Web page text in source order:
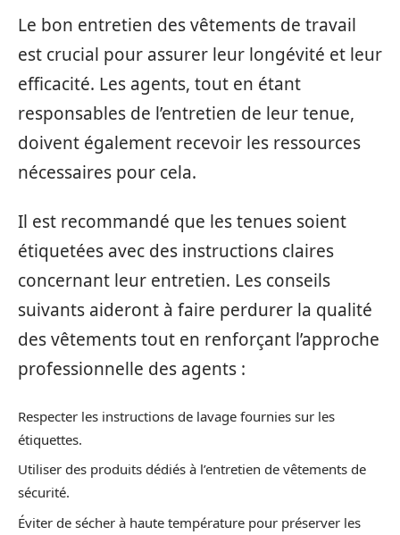
Le bon entretien des vêtements de travail
est crucial pour assurer leur longévité et leur
efficacité. Les agents, tout en étant
responsables de l’entretien de leur tenue,
doivent également recevoir les ressources
nécessaires pour cela.
Il est recommandé que les tenues soient
étiquetées avec des instructions claires
concernant leur entretien. Les conseils
suivants aideront à faire perdurer la qualité
des vêtements tout en renforçant l’approche
professionnelle des agents :
Respecter les instructions de lavage fournies sur les
étiquettes.
Utiliser des produits dédiés à l’entretien de vêtements de
sécurité.
Éviter de sécher à haute température pour préserver les